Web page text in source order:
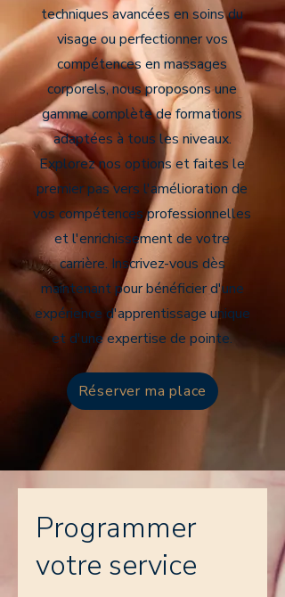
techniques avancées en soins du
visage ou perfectionner vos
compétences en massages
corporels, nous proposons une
gamme complète de formations
adaptées à tous les niveaux.
Explorez nos options et faites le
premier pas vers l'amélioration de
vos compétences professionnelles
et l'enrichissement de votre
carrière. Inscrivez-vous dès
maintenant pour bénéficier d'une
expérience d'apprentissage unique
et d'une expertise de pointe.
Réserver ma place
Programmer
votre service